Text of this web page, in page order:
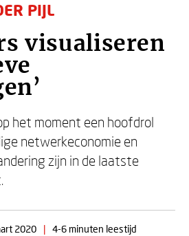
PIJL
visualiseren
het moment een hoofdrol
netwerkeconomie en
zijn in de laatste
2020 | 4-6 minuten leestijd